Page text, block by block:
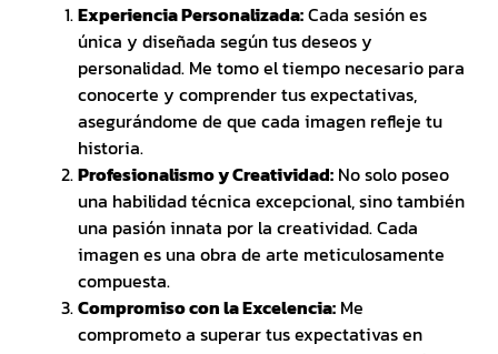
Experiencia Personalizada:Cada sesión es
única y diseñada según tus deseos y
personalidad. Me tomo el tiempo necesario para
conocerte y comprender tus expectativas,
asegurándome de que cada imagen refleje tu
historia.
Profesionalismo y Creatividad: No solo poseo
una habilidad técnica excepcional, sino también
una pasión innata por la creatividad. Cada
imagen es una obra de arte meticulosamente
compuesta.
Compromiso con la Excelencia: Me
comprometo a superar tus expectativas en